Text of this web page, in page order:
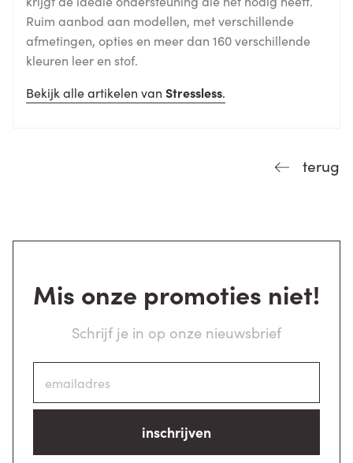
Ruim aanbod aan modellen, met verschillende
afmetingen, opties en meer dan 160 verschillende
kleuren leer en stof.
Bekijk alle artikelen van Stressless.
terug
Mis onze promoties niet!
Schrijf je in op onze nieuwsbrief
inschrijven